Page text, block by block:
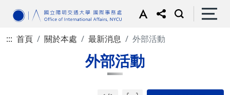
::: 首頁 關於本處 最新消息 外部活動
外部活動